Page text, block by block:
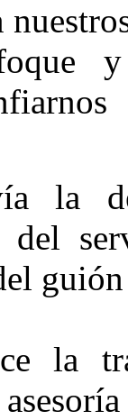
la
del
la